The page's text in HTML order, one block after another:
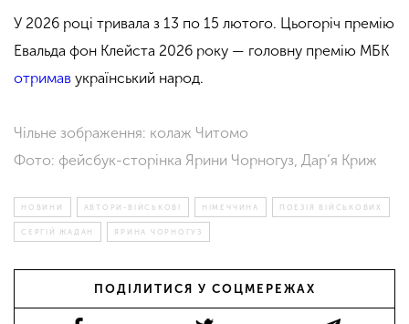
У 2026 році тривала з 13 по 15 лютого. Цьогоріч премію
Евальда фон Клейста 2026 року — головну премію МБК
отримав український народ.
Чільне зображення: колаж Читомо
Фото: фейсбук-сторінка Ярини Чорногуз, Дар’я Криж
НОВИНИ АВТОРИ-ВІЙСЬКОВІ НІМЕЧЧИНА ПОЕЗІЯ ВІЙСЬКОВИХ
СЕРГІЙ ЖАДАН ЯРИНА ЧОРНОГУЗ
ПОДІЛИТИСЯ У СОЦМЕРЕЖАХ